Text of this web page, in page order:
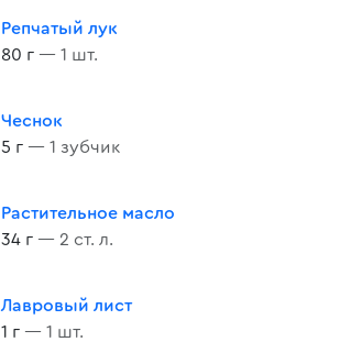
Репчатый лук
80 г — 1 шт.
Чеснок
5 г — 1 зубчик
Растительное масло
34 г — 2 ст. л.
Лавровый лист
1 г — 1 шт.